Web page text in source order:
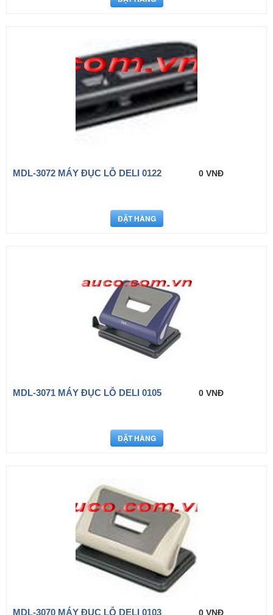
MDL-3072 MÁY ĐỤC LỖ DELI 0122 0 VNĐ
MDL-3071 MÁY ĐỤC LỖ DELI 0105 0 VNĐ
MDL-3070 MÁY ĐỤC LỖ DELI 0103 0 VNĐ